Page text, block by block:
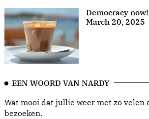
Democracy
March 20, 2025
EEN WOORD VAN NARDY
Wat mooi dat jullie weer met zo velen
bezoeken.